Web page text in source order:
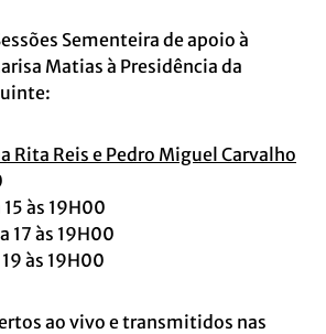
Sementeira de apoio à
Matias à Presidência da
Rita Reis e Pedro Miguel Carvalho
às 19H00
17 às 19H00
às 19H00
ao vivo e transmitidos nas